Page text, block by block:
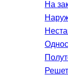
На